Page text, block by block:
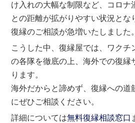
け入れの大幅な制限など、コロナ
との距離が拡がりやすい状況とな
復縁のご相談が急増いたしました。
こうした中、復縁屋では、ワクチ
の各隊を徹底の上、海外での復縁
ります。
海外だからと諦めず、復縁への道
にぜひご相談ください。
詳細については無料復縁相談窓口